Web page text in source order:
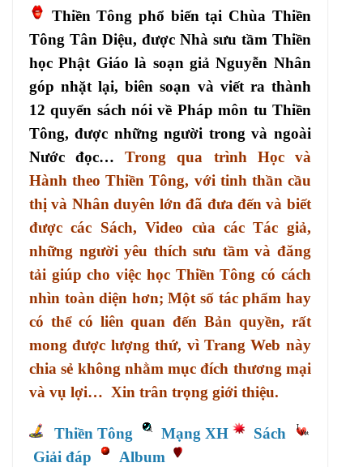
Thiền Tông phổ biến tại Chùa Thiền
Tông Tân Diệu, được Nhà sưu tầm Thiền
học Phật Giáo là soạn giả Nguyễn Nhân
góp nhặt lại, biên soạn và viết ra thành
12 quyển sách nói về Pháp môn tu Thiền
Tông, được những người trong và ngoài
Nước đọc…Trong qua trình Học và
Hành theo Thiền Tông, với tinh thần cầu
thị và Nhân duyên lớn đã đưa đến và biết
được các Sách, Video của các Tác giả,
những người yêu thích sưu tầm và đăng
tải giúp cho việc học Thiền Tông có cách
nhìn toàn diện hơn; Một số tác phẩm hay
có thể có liên quan đến Bản quyền, rất
mong được lượng thứ, vì Trang Web này
chia sẻ không nhằm mục đích thương mại
và vụ lợi… Xin trân trọng giới thiệu.
Thiền Tông Mạng XH
Sách
Giải đáp
Album